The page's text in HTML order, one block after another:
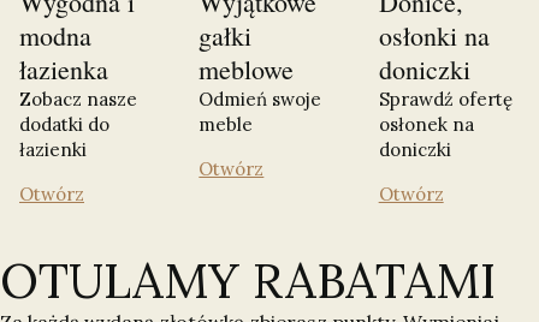
modna
łazienka
Zobacz nasze
dodatki do
łazienki
Otwórz
gałki
meblowe
Odmień swoje
meble
Otwórz
osłonki na
doniczki
Sprawdź ofertę
osłonek na
doniczki
Otwórz
OTULAMY RABATAMI